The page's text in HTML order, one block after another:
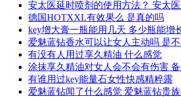
安太医延时喷剂的使用方法？ 安太
德国HOTXXL有效果么 是真的吗
key增大膏一瓶能用几天 多少瓶能增
爱魅蓝钻香水可以让女人主动吗 是
有没有人用过享久精油 什么感觉
涂抹享久精油对女人会不会有伤害
有谁用过key能量石女性快感精粹露
爱魅蓝钻闻了什么感觉 爱魅蓝钻贵